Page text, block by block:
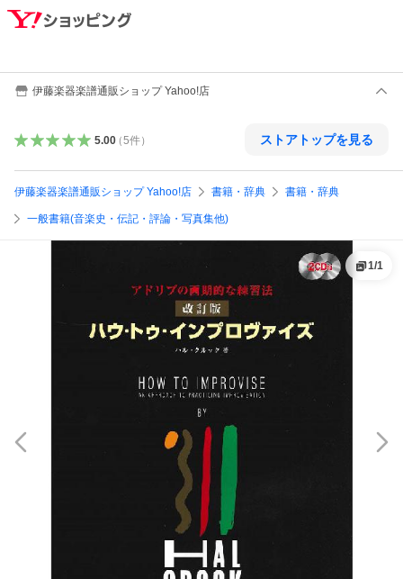
伊藤楽器楽譜通販ショップ Yahoo!店
5.00（5件） ストアトップを見る
伊藤楽器楽譜通販ショップ Yahoo!店 書籍・辞典 書籍・辞典
一般書籍(音楽史・伝記・評論・写真集他)
1/1